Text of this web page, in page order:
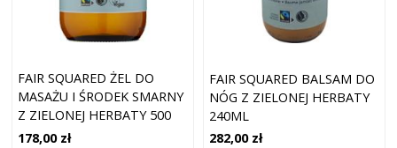
FAIR SQUARED ŻEL DO
MASAŻU I ŚRODEK SMARNY
Z ZIELONEJ HERBATY 500
ML
178,00 zł
FAIR SQUARED BALSAM DO
NÓG Z ZIELONEJ HERBATY
240ML
282,00 zł